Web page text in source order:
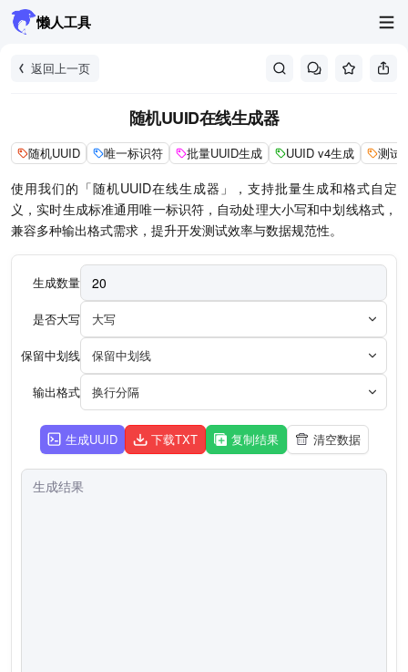
懒人工具
返回上一页
随机UUID在线生成器
随机UUID 唯一标识符 批量UUID生成 UUID v4生成 测试
使用我们的「随机UUID在线生成器」，支持批量生成和格式自定
义，实时生成标准通用唯一标识符，自动处理大小写和中划线格式，
兼容多种输出格式需求，提升开发测试效率与数据规范性。
生成数量
是否大写 大写
保留中划线 保留中划线
输出格式 换行分隔
生成UUID 下载TXT 复制结果 清空数据